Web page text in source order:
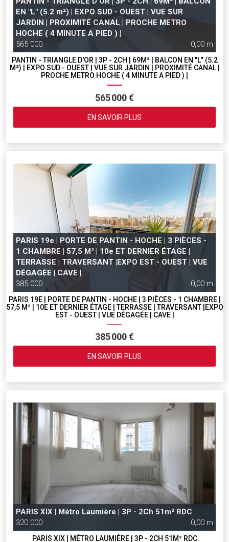
EN "L" (5.2 m²) | EXPO SUD - OUEST | VUE SUR
JARDIN | PROXIMITÉ CANAL | PROCHE METRO
HOCHE ( 4 MINUTE A PIED ) |
565 000
0,00 m
PANTIN - TRIANGLE D'OR | 3P - 2CH | 69M² | BALCON EN "L" (5.2
M²) | EXPO SUD - OUEST | VUE SUR JARDIN | PROXIMITÉ CANAL |
PROCHE METRO HOCHE ( 4 MINUTE A PIED ) |
565 000 €
EN SAVOIR PLUS
PARIS 19e | PORTE DE PANTIN - HOCHE | 3 PIÈCES -
1 CHAMBRE | 57,5 M² | 10e ET DERNIER ÉTAGE |
TERRASSE | TRAVERSANT |EXPO EST - OUEST | VUE
DÉGAGÉE | CAVE |
385 000
0,00 m
PARIS 19E | PORTE DE PANTIN - HOCHE | 3 PIÈCES - 1 CHAMBRE |
57,5 M² | 10E ET DERNIER ÉTAGE | TERRASSE | TRAVERSANT |EXPO
EST - OUEST | VUE DÉGAGÉE | CAVE |
385 000 €
EN SAVOIR PLUS
PARIS XIX | Métro Laumière | 3P - 2Ch 51m² RDC
320 000
0,00 m
PARIS XIX | MÉTRO LAUMIÈRE | 3P - 2CH 51M² RDC